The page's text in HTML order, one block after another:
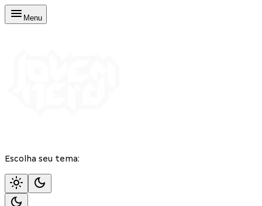
Menu
Escolha seu tema: